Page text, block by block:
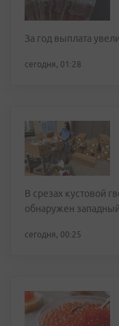
За год выплата
сегодня, 01:28
В срезах кустовой
обнаружен
сегодня, 00:25